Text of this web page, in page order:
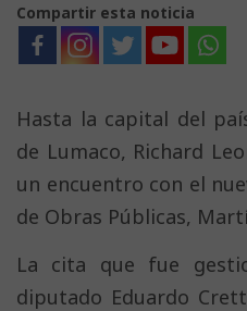
Compartir esta noticia
Hasta la capital del
de Lumaco, Richard
un encuentro con el
de Obras Públicas,
La cita que fue
diputado Eduardo